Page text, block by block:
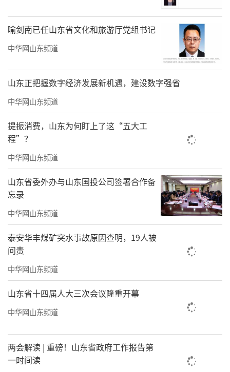
喻剑南已任山东省文化和旅游厅党组书记
中华网山东频道
山东正把握数字经济发展新机遇，建设数字强省
中华网山东频道
提振消费，山东为何盯上了这“五大工
程”？
中华网山东频道
山东省委外办与山东国投公司签署合作备
忘录
中华网山东频道
泰安华丰煤矿突水事故原因查明，19人被
问责
中华网山东频道
山东省十四届人大三次会议隆重开幕
中华网山东频道
两会解读 | 重磅！山东省政府工作报告第
一时间读